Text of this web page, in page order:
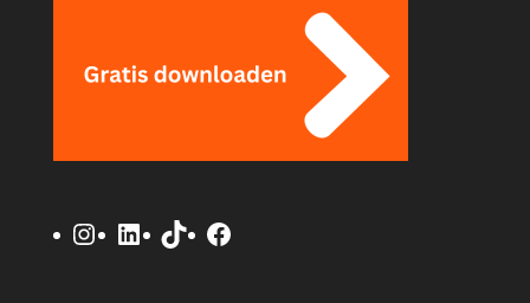
Instagram
LinkedIn
TikTokFacebook